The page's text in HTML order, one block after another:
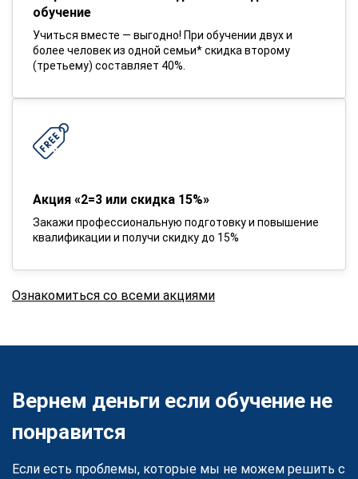
обучение
Учиться вместе — выгодно! При обучении двух и
более человек из одной семьи* скидка второму
(третьему) составляет 40%.
Акция «2=3 или скидка 15%»
Закажи профессиональную подготовку и повышение
квалификации и получи скидку до 15%
Ознакомиться со всеми акциями
Вернем деньги если обучение не
понравится
Если есть проблемы, которые мы не можем решить с